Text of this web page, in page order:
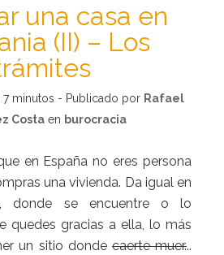
una casa en
(II) – Los
7 minutos - Publicado por Rafael
Costaen burocracia
en España no eres persona
una vivienda. Da igual en
donde se encuentre o lo
quedes gracias a ella, lo más
un sitio dondecaerte muer...